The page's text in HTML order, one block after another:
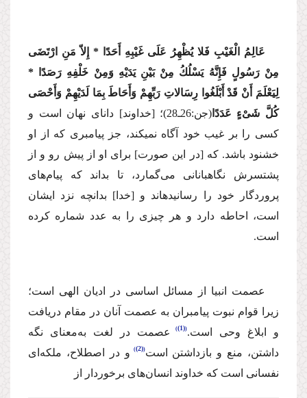
عَالِمُ الْغَیْبِ فَلا یُظْهِرُ عَلَی غَیْبِهِ أَحَدًا * إِلاّ مَنِ ارْتَضَی
مِنْ رَسُولٍ فَإِنَّهُ یَسْلُكُ مِنْ بَیْنِ یَدَیْهِ وَمِنْ خَلْفِهِ رَصَدًا *
لِیَعْلَمَ أَنْ قَدْ أَبْلَغُوا رِسَالاتِ رَبِّهِمْ وَأَحَاطَ بِمَا لَدَیْهِمْ وَأَحْصَی
كُلَّ شَیْءٍ عَدَدًا(جن:26ـ28
)؛ [خداوند] دانای نهان است و
كسی را بر غیب خود آگاه نمی‏كند، جز پیامبری كه از او
خشنود باشد. كه [در این صورت] برای او از پیش رو و از
پشت‏سرش نگاهبانانی می‌گمارد، تا بداند كه پیام‌های
پروردگار خود را رسانیده‏اند و [خدا] بدانچه نزد ایشان
است، احاطه دارد و هر چیزی را به عدد شماره كرده
است.
عصمت انبیا از مسائل اساسی در ادیان الهی است؛
زیرا قوام نبوت پیامبران به عصمت آنان در مقام دریافت
و ابلاغ وحی است. (1)
عصمت در لغت به‌معنای نگه
داشتن، منع و بازداشتن است (2)
و در اصطلاح، ملكه‌ای
نفسانی است كه خداوند انسان‌های برخوردار از